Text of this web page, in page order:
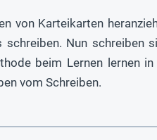
von Karteikarten
Nun schreiben
beim Lernen lernen
vom Schreiben.